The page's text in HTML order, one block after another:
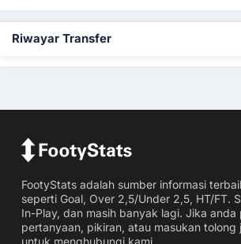
Riwayar Transfer
FootyStats adalah sumber informasi
seperti Goal, Over 2,5/Under 2,5, HT/FT.
In-Play, dan masih banyak lagi. Jika anda
pertanyaan, pikiran, atau masukan tolong
untuk menghubungi kami.